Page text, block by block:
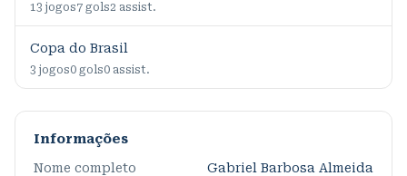
13 jogos7 gols2 assist.
Copa do Brasil
3 jogos0 gols0 assist.
Informações
Nome completo
Gabriel Barbosa Almeida